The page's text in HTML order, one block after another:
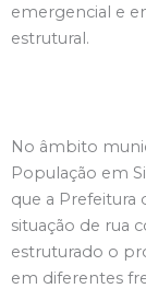
emergencial e
estrutural.
No âmbito
População em
que a Prefeitura
situação de rua
estruturado o
em diferentes